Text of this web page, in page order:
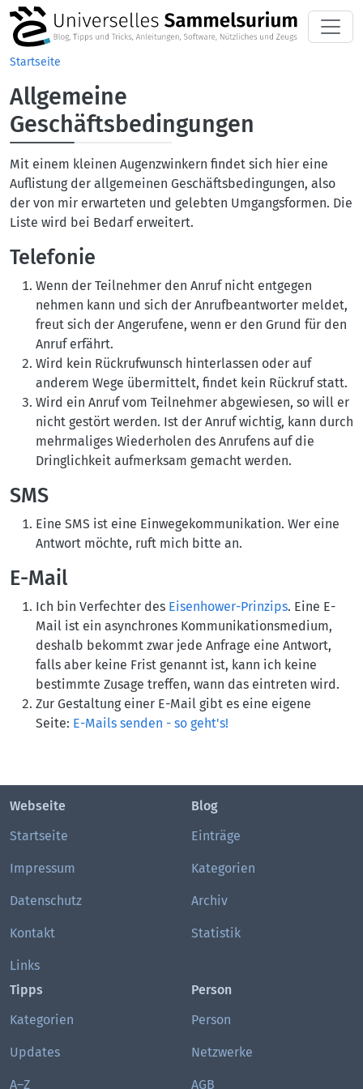
Direkt zum Inhalt
Startseite
Allgemeine
Geschäftsbedingungen
Mit einem kleinen Augenzwinkern findet sich hier eine
Auflistung der allgemeinen Geschäftsbedingungen, also
der von mir erwarteten und gelebten Umgangsformen. Die
Liste wird bei Bedarf erweitert.
Telefonie
Wenn der Teilnehmer den Anruf nicht entgegen
nehmen kann und sich der Anrufbeantworter meldet,
freut sich der Angerufene, wenn er den Grund für den
Anruf erfährt.
Wird kein Rückrufwunsch hinterlassen oder auf
anderem Wege übermittelt, findet kein Rückruf statt.
Wird ein Anruf vom Teilnehmer abgewiesen, so will er
nicht gestört werden. Ist der Anruf wichtig, kann durch
mehrmaliges Wiederholen des Anrufens auf die
Dringlichkeit aufmerksam gemacht werden.
SMS
Eine SMS ist eine Einwegekommunikation. Wer eine
Antwort möchte, ruft mich bitte an.
E-Mail
Ich bin Verfechter des Eisenhower-Prinzips. Eine E-
Mail ist ein asynchrones Kommunikationsmedium,
deshalb bekommt zwar jede Anfrage eine Antwort,
falls aber keine Frist genannt ist, kann ich keine
bestimmte Zusage treffen, wann das eintreten wird.
Zur Gestaltung einer E-Mail gibt es eine eigene
Seite: E-Mails senden - so geht's!
Webseite
Startseite
Impressum
Datenschutz
Kontakt
Links
Blog
Einträge
Kategorien
Archiv
Statistik
Tipps
Kategorien
Updates
A–Z
Person
Person
Netzwerke
AGB